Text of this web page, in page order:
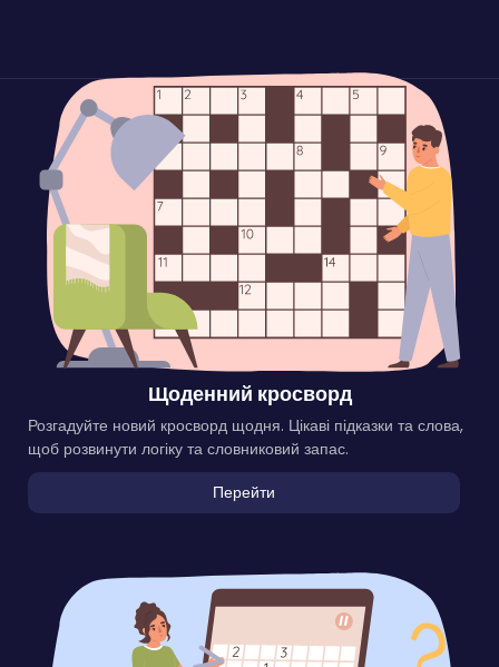
Щоденний кросворд
Розгадуйте новий кросворд щодня. Цікаві підказки та слова,
щоб розвинути логіку та словниковий запас.
Перейти